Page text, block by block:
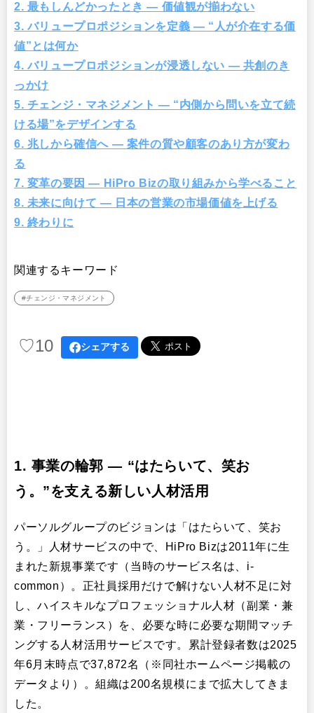
2. 最もしんどかったとき ― 価値観が揃わない
3. バリュープロポジションを定義 ― “人が介在する価
値”とは何か
4. バリュープロポジションが浸透しない ― 共創のき
っかけ
5. チェンジ・マネジメント ― “内側から問いを立て続
ける場”をデザインする
6. 兆しから確信へ ― 案件の質や顧客のあり方が変わ
る
7. 変革の要因 ― HiPro Bizの取り組みから学べること
8. 未来に向けて ― 日本の営業の市場価値を上げる
9. 終わりに
関連するキーワード
#チェンジ・マネジメント
♡10 シェアする
1. 事業の輪郭 ― “はたらいて、笑お
う。”を支える新しい人材活用
パーソルグループのビジョンは「はたらいて、笑お
う。」人材サービスの中で、HiPro Bizは2011年に生
まれた新規事業です（当時のサービス名は、i-
common）。正社員採用だけで解けない人材不足に対
し、ハイスキルなプロフェッショナル人材（副業・兼
業・フリーランス）を、必要な時に必要な期間マッチ
ングする人材活用サービスです。累計登録者数は2025
年6月末時点で37,872名（※同社ホームページ掲載の
データより）。組織は200名規模にまで拡大してきま
した。